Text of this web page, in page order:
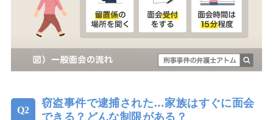
窃盗事件で逮捕された…家族はすぐに面会
できる？どんな制限がある？